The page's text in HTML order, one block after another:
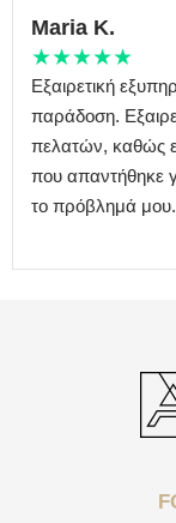
Maria K.
★★★★★
Εξαιρετική
παράδοση.
πελατών, καθώς
που απαντήθηκε
το πρόβλημά